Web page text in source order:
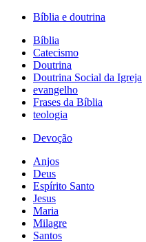
Bíblia e doutrina
Bíblia
Catecismo
Doutrina
Doutrina Social da Igreja
evangelho
Frases da Bíblia
teologia
Devoção
Anjos
Deus
Espírito Santo
Jesus
Maria
Milagre
Santos